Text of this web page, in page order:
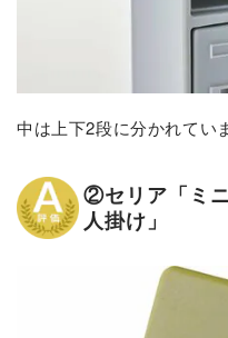
中は上下2段に分かれてい
②セリア「ミ
人掛け」